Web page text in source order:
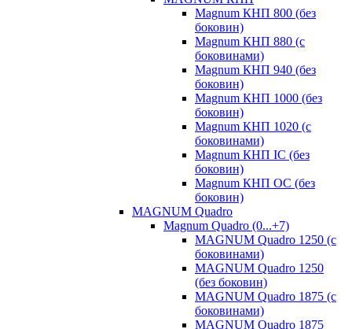
Magnum КНП 800 (без
боковин)
Magnum КНП 880 (с
боковинами)
Magnum КНП 940 (без
боковин)
Magnum КНП 1000 (без
боковин)
Magnum КНП 1020 (с
боковинами)
Magnum КНП IC (без
боковин)
Magnum КНП OC (без
боковин)
MAGNUM Quadro
Magnum Quadro (0...+7)
MAGNUM Quadro 1250 (с
боковинами)
MAGNUM Quadro 1250
(без боковин)
MAGNUM Quadro 1875 (с
боковинами)
MAGNUM Quadro 1875